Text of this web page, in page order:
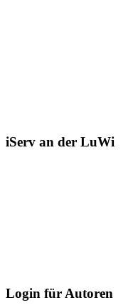
iServ an der LuWi
Login für Autoren